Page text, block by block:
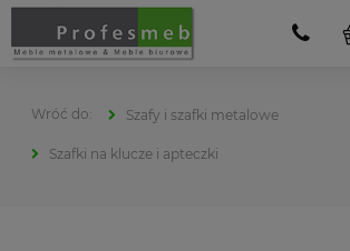
Szafy i szafki metalowe
Szafki na klucze i apteczki